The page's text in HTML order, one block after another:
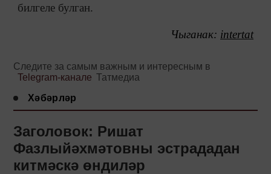
билгеле булган.
Чыганак: intertat
Следите за самым важным и интересным в
Telegram-канале Татмедиа
Хәбәрләр
Заголовок: Ришат
Фазлыйәхмәтовны эстрададан
китмәскә өндиләр